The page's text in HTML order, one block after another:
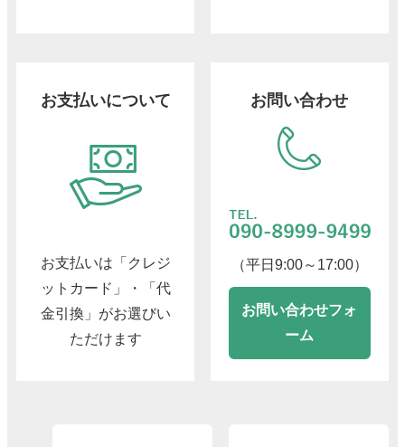
お支払いについて
お支払いは「クレジ
ットカード」・「代
金引換」がお選びい
ただけます
お問い合わせ
（平日9:00～17:00）
お問い合わせフォ
ーム